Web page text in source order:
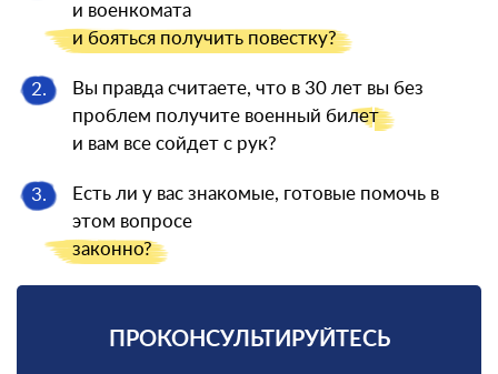
и военкомата
и бояться получить повестку?
2.
Вы правда считаете, что в 30 лет вы без
проблем получите военный билет
и вам все сойдет с рук?
3.
Есть ли у вас знакомые, готовые помочь в
этом вопросе
законно?
ПРОКОНСУЛЬТИРУЙТЕСЬ